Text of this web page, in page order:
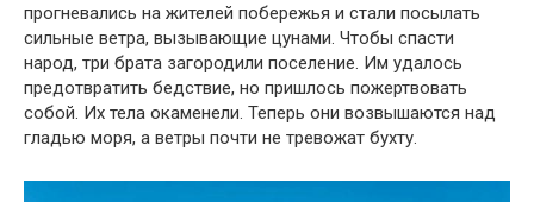
прогневались на жителей побережья и стали посылать
сильные ветра, вызывающие цунами. Чтобы спасти
народ, три брата загородили поселение. Им удалось
предотвратить бедствие, но пришлось пожертвовать
собой. Их тела окаменели. Теперь они возвышаются над
гладью моря, а ветры почти не тревожат бухту.